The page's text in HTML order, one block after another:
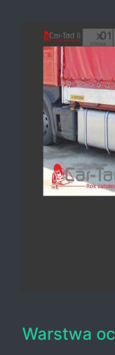
Warstwa